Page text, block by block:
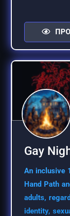
An inclusive
Hand Path
adults,
identity,